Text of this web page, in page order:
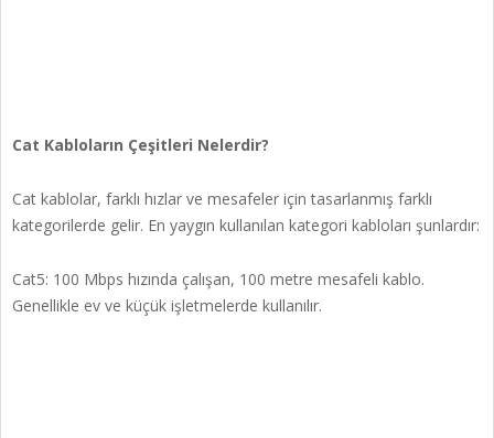
Cat Kabloların Çeşitleri Nelerdir?
Cat kablolar, farklı hızlar ve mesafeler için tasarlanmış farklı
kategorilerde gelir. En yaygın kullanılan kategori kabloları şunlardır:
Cat5: 100 Mbps hızında çalışan, 100 metre mesafeli kablo.
Genellikle ev ve küçük işletmelerde kullanılır.